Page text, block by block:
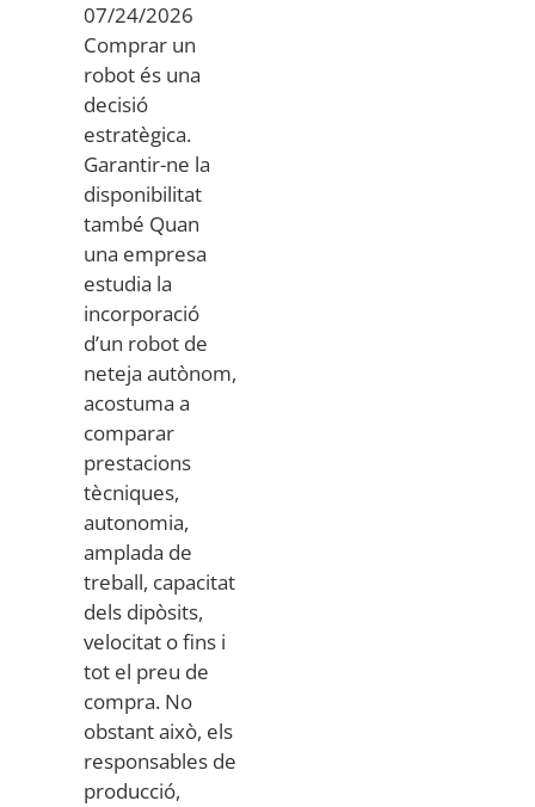
07/24/2026
Comprar un
robot és una
decisió
estratègica.
Garantir-ne la
disponibilitat
també Quan
una empresa
estudia la
incorporació
d’un robot de
neteja autònom,
acostuma a
comparar
prestacions
tècniques,
autonomia,
amplada de
treball, capacitat
dels dipòsits,
velocitat o fins i
tot el preu de
compra. No
obstant això, els
responsables de
producció,